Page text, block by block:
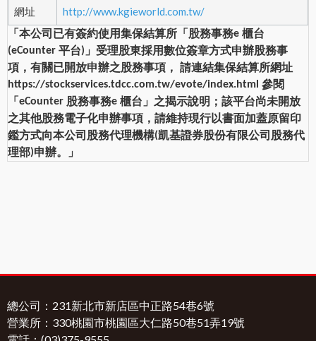
網址 http://www.kgieworld.com.tw/
「本公司已有簽約使用集保結算所「股務事務e 櫃台
(eCounter 平台) 」受理股東採用數位簽章方式申辦股務事
項，有關已開放申辦之股務事項， 請連結集保結算所網址
https://stockservices.tdcc.com.tw/evote/index.html 參閱
「 eCounter 股務事務e 櫃台」之揭示說明；該平台尚未開放
之其他股務電子化申辦事項，請維持現行以書面加蓋原留印
鑑方式向本公司股務代理機構(凱基證券股份有限公司股務代
理部)申辦。」
總公司：231新北市新店區中正路54巷6號
營業所：330桃園市桃園區大仁路50巷51弄19號